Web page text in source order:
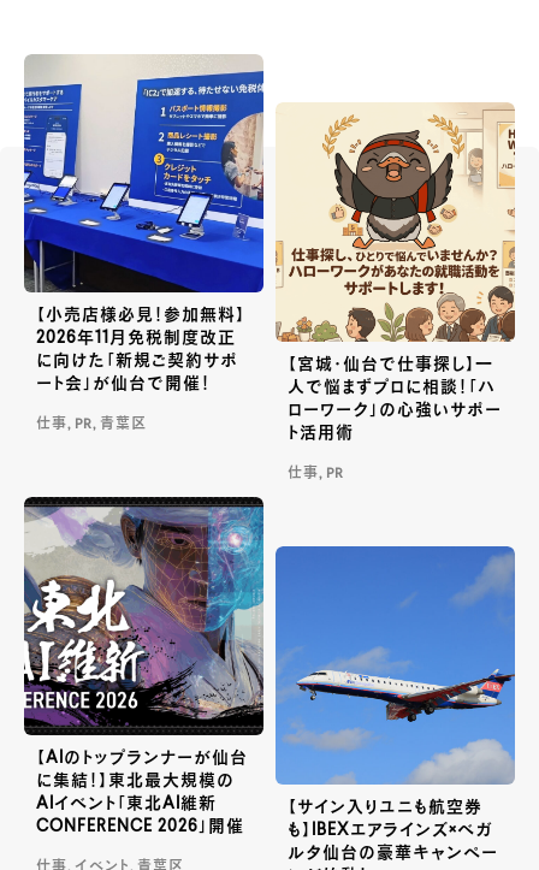
【小売店様必見！参加無料】
2026年11月免税制度改正
に向けた「新規ご契約サポ
ート会」が仙台で開催！
仕事, PR, 青葉区
【宮城・仙台で仕事探し】一
人で悩まずプロに相談！「ハ
ローワーク」の心強いサポー
ト活用術
仕事, PR
【AIのトップランナーが仙台
に集結！】東北最大規模の
AIイベント「東北AI維新
CONFERENCE 2026」開催
【サイン入りユニも航空券
も】IBEXエアラインズ×ベガ
ルタ仙台の豪華キャンペー